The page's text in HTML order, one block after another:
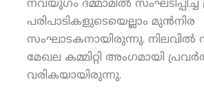
നവയുഗം ദമ്മാമില്‍
പരിപാടികളുടെയെല്ലാം മുന്‍നിര
സംഘാടകനായിരുന്നു. നിലവില്‍
മേഖല കമ്മിറ്റി അംഗമായി
വരികയായിരുന്നു.